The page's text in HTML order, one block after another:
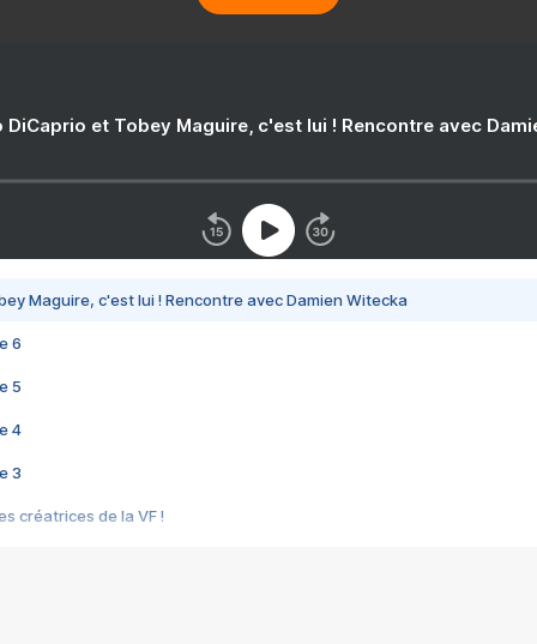
DiCaprio et Tobey Maguire, c'est lui ! Rencontre avec
Maguire, c'est lui ! Rencontre avec Damien Witecka
6
5
4
3
créatrices de la VF !